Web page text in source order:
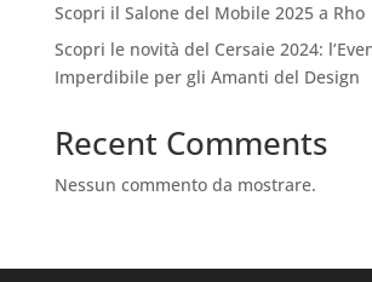
Scopri il Salone del Mobile 2025 a Rho
Scopri le novità del Cersaie 2024:
Imperdibile per gli Amanti del Design
Recent Comments
Nessun commento da mostrare.